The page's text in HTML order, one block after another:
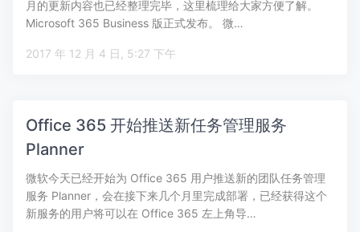
月的更新内容也已经整理完毕，这里梳理给大家方便了解。
Microsoft 365 Business 版正式发布。 微…
2017 年 12 月 4 日, 5:27 下午
Office 365 开始推送新任务管理服务
Planner
微软今天已经开始为 Office 365 用户推送新的团队任务管理
服务 Planner，会在接下来几个月里完成部署，已经获得这个
新服务的用户将可以在 Office 365 左上角导…